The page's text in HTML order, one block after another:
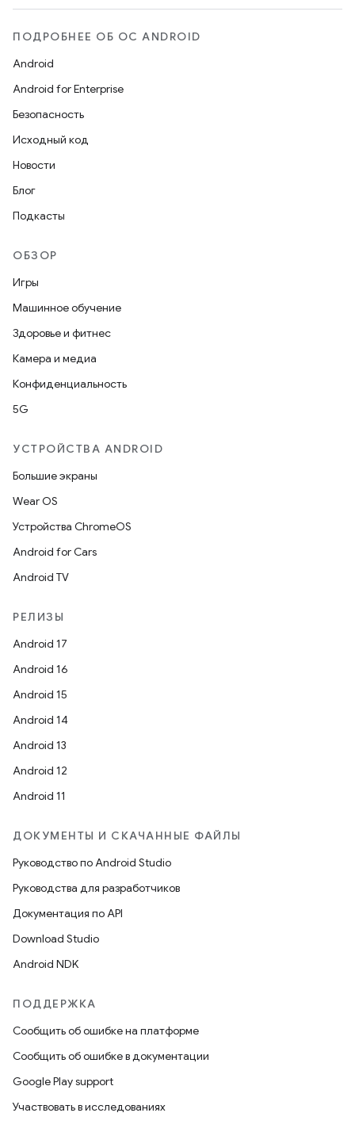
ПОДРОБНЕЕ ОБ ОС ANDROID
Android
Android for Enterprise
Безопасность
Исходный код
Новости
Блог
Подкасты
ОБЗОР
Игры
Машинное обучение
Здоровье и фитнес
Камера и медиа
Конфиденциальность
5G
УСТРОЙСТВА ANDROID
Большие экраны
Wear OS
Устройства ChromeOS
Android for Cars
Android TV
РЕЛИЗЫ
Android 17
Android 16
Android 15
Android 14
Android 13
Android 12
Android 11
ДОКУМЕНТЫ И СКАЧАННЫЕ ФАЙЛЫ
Руководство по Android Studio
Руководства для разработчиков
Документация по API
Download Studio
Android NDK
ПОДДЕРЖКА
Сообщить об ошибке на платформе
Сообщить об ошибке в документации
Google Play support
Участвовать в исследованиях